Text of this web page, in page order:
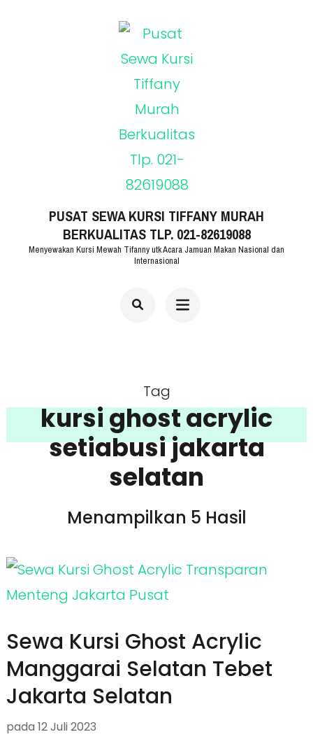
PUSAT SEWA KURSI TIFFANY MURAH
BERKUALITAS TLP. 021-82619088
Menyewakan Kursi Mewah Tifanny utk Acara Jamuan Makan Nasional dan
Internasional
Tag
kursi ghost acrylic
setiabusi jakarta
selatan
Menampilkan 5 Hasil
Sewa Kursi Ghost Acrylic
Manggarai Selatan Tebet
Jakarta Selatan
pada 12 Juli 2023